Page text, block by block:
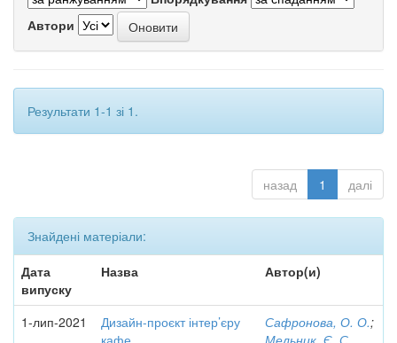
Автори
Результати 1-1 зі 1.
назад 1 далі
Знайдені матеріали:
Дата
випуску
Назва Автор(и)
1-лип-2021
Дизайн-проєкт інтер’єру
кафе
Сафронова, О. О.;
Мельник, Є. С.